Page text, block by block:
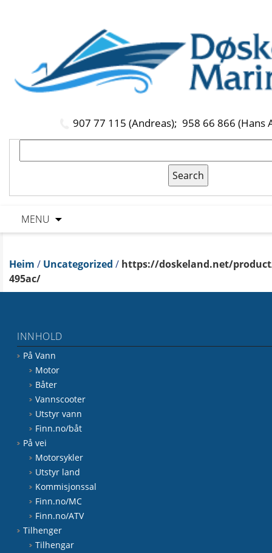
907 77 115 (Andreas); 958 66 866 (Hans
MENU
Heim / Uncategorized / https://doskeland.net/
495ac/
INNHOLD
På Vann
Motor
Båter
Vannscooter
Utstyr vann
Finn.no/båt
På vei
Motorsykler
Utstyr land
Kommisjonssal
Finn.no/MC
Finn.no/ATV
Tilhenger
Tilhengar